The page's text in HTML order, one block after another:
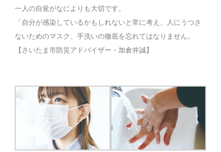
一人の自覚がなによりも大切です。
「自分が感染しているかもしれないと常に考え、人にうつさ
ないためのマスク、手洗いの徹底を忘れてはなりません。
【さいたま市防災アドバイザー・加倉井誠】